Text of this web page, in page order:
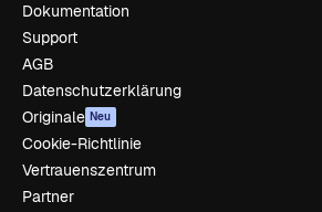
Dokumentation
Support
AGB
Datenschutzerklärung
Originale Neu
Cookie-Richtlinie
Vertrauenszentrum
Partner